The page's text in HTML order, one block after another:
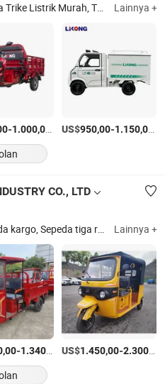
Lainnya +
-1.000,00 /Atur
US$950,00-1.150,00 /
CO., LTD
Sepeda tiga roda, Sepeda tiga roda kargo, Sepeda tiga roda penumpang, Sepeda tiga roda multifungsi, Sepeda tiga roda listrik, Mesin pertanian, Generator, Suku cadang sepeda tiga roda, Suku cadang mesin motor, Suku cadang motor Lainnya +
-1.340,00 /UNIT
US$1.450,00-2.300,00